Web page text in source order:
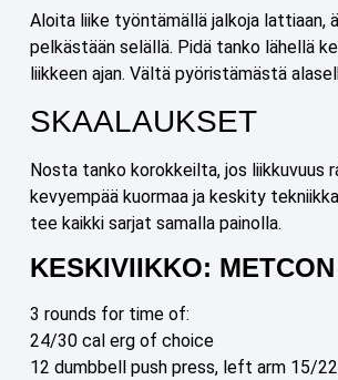
Aloita liike työntämällä jalkoja lattiaan,
pelkästään selällä. Pidä tanko lähellä
liikkeen ajan. Vältä pyöristämästä
SKAALAUKSET
Nosta tanko korokkeilta, jos liikkuvuus
kevyempää kuormaa ja keskity
tee kaikki sarjat samalla painolla.
KESKIVIIKKO:
3 rounds for time of:
24/30 cal erg of choice
12 dumbbell push press, left arm 15/